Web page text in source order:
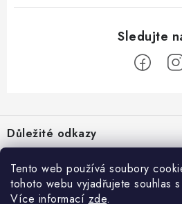
Tento web používá soubory
tohoto webu vyjadřujete souhlas
Více informací zde.
p
a
Důležité odkazy
Hodnocení obchodu
Možná by tě zajímalo
Weedlákův blog